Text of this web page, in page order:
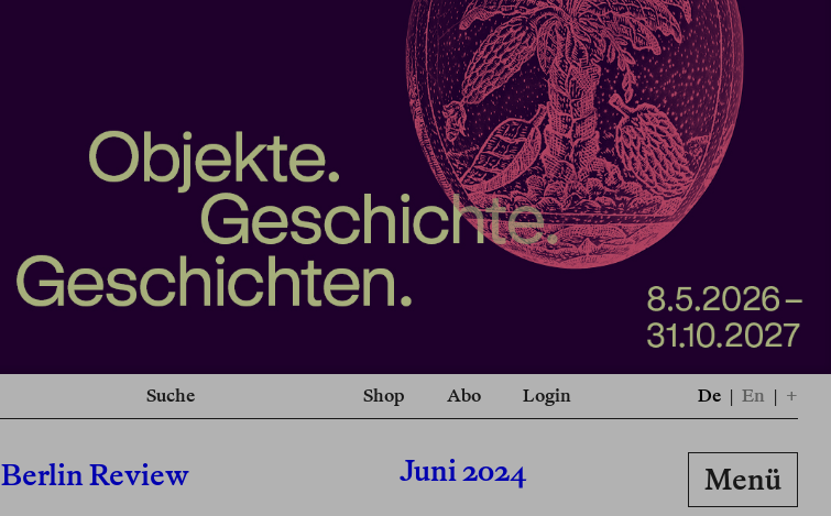
Suche Shop Abo Login De | En | +
Berlin Review Juni 2024 Menü